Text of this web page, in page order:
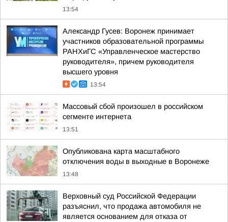
13:54
Александр Гусев: Воронеж принимает
участников образовательной программы
РАНХиГС «Управленческое мастерство
руководителя», причем руководителя
высшего уровня
13:54
Массовый сбой произошел в российском
сегменте интернета
13:51
Опубликована карта масштабного
отключения воды в выходные в Воронеже
13:48
Верховный суд Российской Федерации
разъяснил, что продажа автомобиля не
является основанием для отказа от